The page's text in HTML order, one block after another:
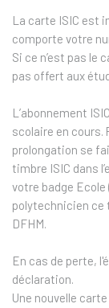
La carte ISIC est
comporte votre
Si ce n’est pas le
pas offert aux
L’abonnement
scolaire en cours.
prolongation se
timbre ISIC dans
votre badge Ecole
polytechnicien ce
DFHM.
En cas de perte,
déclaration.
Une nouvelle